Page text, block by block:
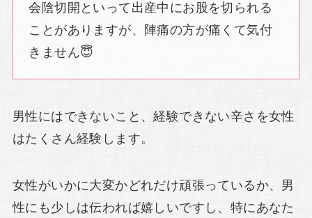
会陰切開といって出産中にお股を切られる
ことがありますが、陣痛の方が痛くて気付
きません😇
男性にはできないこと、経験できない辛さを女性
はたくさん経験します。
女性がいかに大変かどれだけ頑張っているか、男
性にも少しは伝われば嬉しいですし、特にあなた